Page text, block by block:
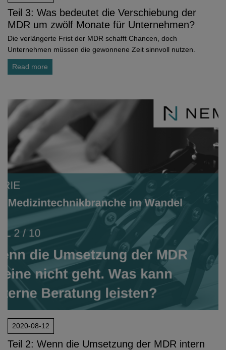
Teil 3: Was bedeutet die Verschiebung der
MDR um zwölf Monate für Unternehmen?
Die verlängerte Frist der MDR schafft Chancen, doch
Unternehmen müssen die gewonnene Zeit sinnvoll nutzen.
Read more
2020-08-12
Teil 2: Wenn die Umsetzung der MDR intern